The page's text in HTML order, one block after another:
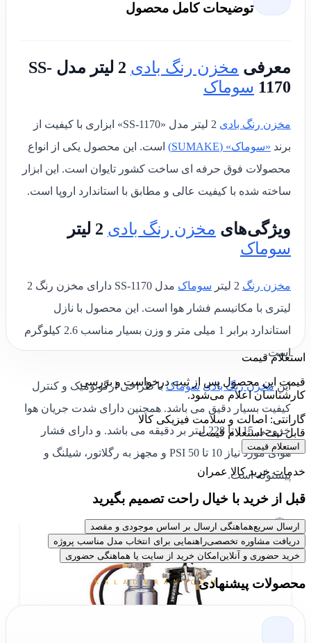
توضیحات کامل محصول
معرفی مخزن رنگ بادی
2 لیتر مدل SS-
1170 سوماک
مخزن رنگ بادی
2 لیتر مدل «SS-1170» ابزاری با کیفیت از
برند «سوماک» (SUMAKE) است. این محصول یکی از انواع
محصولات فوق حرفه ای ساخت کشور تایوان است. این ابزار
ساخته شده با کیفیت عالی و مطابق با استاندارد اروپا است.
ویژگی‌های مخزن رنگ بادی
سوماک
مخزن رنگ سوماک
مدل SS-1170 دارای مخزن رنگ 2
لیتری با مکانیسم فشار هوا ا ست. این محصول با نازل
استاندارد برابر 1 میلی متر و وزن بسیار مناسب 2.6 کیلوگرم
است.
اینمخزن رنگ بادی سوماکبا طراحی ارگونومیک و کنترل
کیفیت بسیار دقیق می باشد. همچنین دارای شدت جریان هوا
خروجی 115 تا 228 لیتر بر دقیقه می باشد. و دارای فشار
هوای مورد نیاز 10 تا 50 PSI و مجهز به رگلاتور، شیلنگ و
پیستولهاست.
استعلام قیمت
قیمت این محصول پس از ثبت درخواست و بررسی
کارشناسان اعلام می‌شود.
گارانتی: اصالت و سلامت فیزیکی کالا
قابل ثبت استعلام قیمت
استعلام قیمت
خدمات خرید کالا عمران
قبل از خرید با خیال راحت تصمیم بگیرید
ارسال سریعهماهنگی ارسال بر اساس موجودی و مقصد
دریافت مشاوره تخصصیراهنمایی برای انتخاب مدل مناسب پروژه
خرید حضوری و آنلاین امکان خرید از سایت یا هماهنگی حضوری
محصولات پیشنهادی